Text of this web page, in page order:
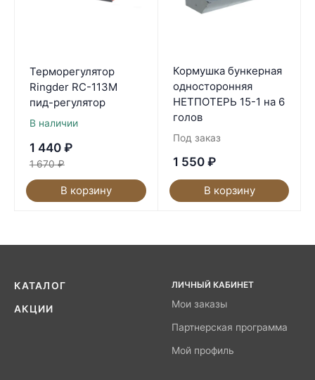
Терморегулятор
Ringder RC-113М
пид-регулятор
В наличии
1 440 ₽
1 670 ₽
В корзину
Кормушка бункерная
односторонняя
НЕТПОТЕРЬ 15-1 на 6
голов
Под заказ
1 550 ₽
В корзину
КАТАЛОГ
АКЦИИ
ЛИЧНЫЙ КАБИНЕТ
Мои заказы
Партнерская программа
Мой профиль